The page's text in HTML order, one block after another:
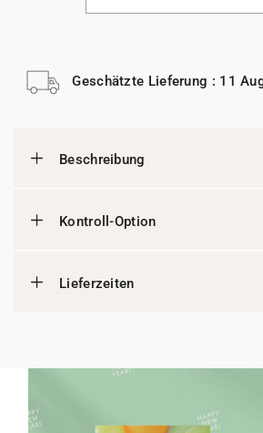
Geschätzte Lieferung : 11
Beschreibung
Kontroll-Option
Lieferzeiten